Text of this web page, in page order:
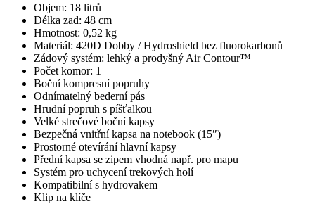
Objem: 18 litrů
Délka zad: 48 cm
Hmotnost: 0,52 kg
Materiál: 420D Dobby / Hydroshield bez fluorokarbonů
Zádový systém: lehký a prodyšný Air Contour™
Počet komor: 1
Boční kompresní popruhy
Odnímatelný bederní pás
Hrudní popruh s píšťalkou
Velké strečové boční kapsy
Bezpečná vnitřní kapsa na notebook (15″)
Prostorné otevírání hlavní kapsy
Přední kapsa se zipem vhodná např. pro mapu
Systém pro uchycení trekových holí
Kompatibilní s hydrovakem
Klip na klíče